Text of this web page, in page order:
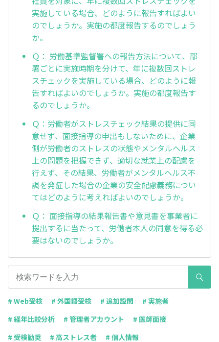
実施している場合、どのように報告すればよい
のでしょうか。実施の都度報告するのでしょう
か。
Ｑ： 労働基準監督署への報告方法について、部
署ごとに実施時期を分けて、年に複数回ストレ
スチェックを実施している場合、どのように報
告すればよいのでしょうか。実施の都度報告す
るのでしょうか。
Ｑ：労働者がストレスチェック結果の提供に同
意せず、面接指導の申出もしないために、企業
側が労働者のストレスの状態やメンタルヘルス
上の問題を把握できず、適切な就業上の配慮を
行えず、その結果、労働者がメンタルヘルス不
調を発症した場合の企業の安全配慮義務につい
てはどのように考えればよいのでしょうか。
Ｑ： 面接指導の結果報告書や意見書を事業者に
提出するに当たって、労働者本人の同意を得る必
要はないのでしょうか。
# Web受検 # 外国語受検 # 追加設問
# 実施者
# 経年比較分析
# 管理者アカウント
# 医師面接
# 受検勧奨
# 高ストレス者 # 個人情報